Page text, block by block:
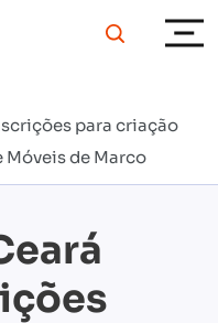
para criação
Móveis de Marco